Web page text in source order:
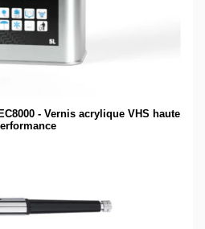
- Vernis acrylique VHS haute